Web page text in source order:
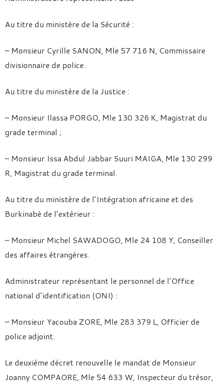
Au titre du ministère de la Sécurité :
– Monsieur Cyrille SANON, Mle 57 716 N, Commissaire
divisionnaire de police.
Au titre du ministère de la Justice :
– Monsieur Ilassa PORGO, Mle 130 326 K, Magistrat du
grade terminal ;
– Monsieur Issa Abdul Jabbar Suuri MAIGA, Mle 130 299
R, Magistrat du grade terminal.
Au titre du ministère de l’Intégration africaine et des
Burkinabè de l’extérieur :
– Monsieur Michel SAWADOGO, Mle 24 108 Y, Conseiller
des affaires étrangères.
Administrateur représentant le personnel de l’Office
national d’identification (ONI) :
– Monsieur Yacouba ZORE, Mle 283 379 L, Officier de
police adjoint.
Le deuxième décret renouvelle le mandat de Monsieur
Joanny COMPAORE, Mle 54 633 W, Inspecteur du trésor,